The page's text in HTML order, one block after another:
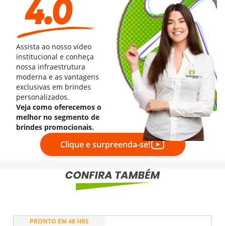
Assista ao nosso vídeo
institucional e conheça
nossa infraestrutura
moderna e as vantagens
exclusivas em brindes
personalizados.
Veja como oferecemos o
melhor no segmento de
brindes promocionais.
Clique e surpreenda-se!
PRONTO EM 48 HRS